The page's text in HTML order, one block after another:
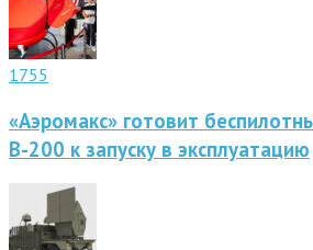
1755
«Аэромакс» готовит
В-200 к запуску в эксплуатацию